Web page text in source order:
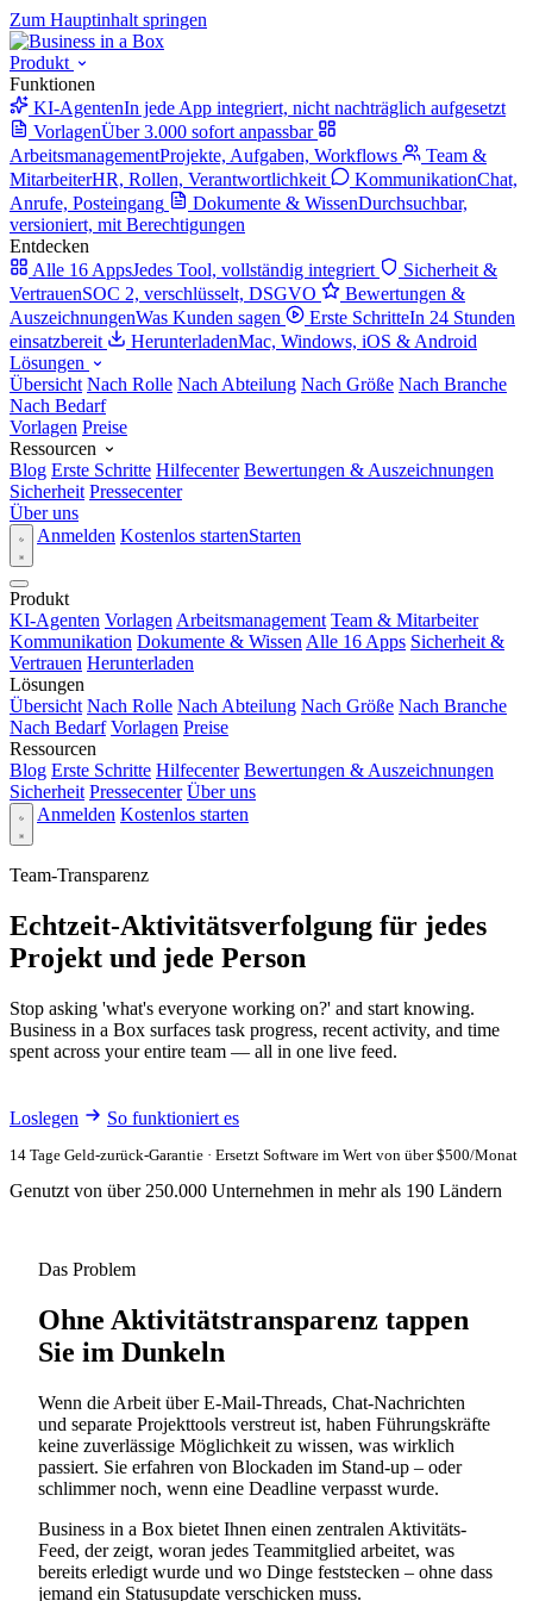
Zum Hauptinhalt springen
Produkt
Funktionen
KI-AgentenIn jede App integriert, nicht nachträglich aufgesetzt
VorlagenÜber 3.000 sofort anpassbar
ArbeitsmanagementProjekte, Aufgaben, Workflows
Team &
MitarbeiterHR, Rollen, Verantwortlichkeit KommunikationChat,
Anrufe, Posteingang
Dokumente & WissenDurchsuchbar,
versioniert, mit Berechtigungen
Entdecken
Alle 16 AppsJedes Tool, vollständig integriert
Sicherheit &
VertrauenSOC 2, verschlüsselt, DSGVO
Bewertungen &
AuszeichnungenWas Kunden sagen Erste SchritteIn 24 Stunden
einsatzbereit
HerunterladenMac, Windows, iOS & Android
Lösungen
Übersicht Nach Rolle Nach Abteilung Nach Größe Nach Branche
Nach Bedarf
Vorlagen Preise
Ressourcen
Blog Erste Schritte Hilfecenter Bewertungen & Auszeichnungen
Sicherheit Pressecenter
Über uns
Anmelden Kostenlos startenStarten
Produkt
KI-Agenten Vorlagen Arbeitsmanagement Team & Mitarbeiter
Kommunikation Dokumente & Wissen Alle 16 Apps Sicherheit &
Vertrauen Herunterladen
Lösungen
Übersicht Nach Rolle Nach Abteilung Nach Größe Nach Branche
Nach Bedarf Vorlagen Preise
Ressourcen
Blog Erste Schritte Hilfecenter Bewertungen & Auszeichnungen
Sicherheit Pressecenter Über uns
Anmelden Kostenlos starten
Team-Transparenz
Echtzeit-Aktivitätsverfolgung für jedes
Projekt und jede Person
Stop asking 'what's everyone working on?' and start knowing.
Business in a Box surfaces task progress, recent activity, and time
spent across your entire team — all in one live feed.
Loslegen So funktioniert es
14 Tage Geld-zurück-Garantie · Ersetzt Software im Wert von über $500/Monat
Genutzt von über 250.000 Unternehmen in mehr als 190 Ländern
Das Problem
Ohne Aktivitätstransparenz tappen
Sie im Dunkeln
Wenn die Arbeit über E-Mail-Threads, Chat-Nachrichten
und separate Projekttools verstreut ist, haben Führungskräfte
keine zuverlässige Möglichkeit zu wissen, was wirklich
passiert. Sie erfahren von Blockaden im Stand-up – oder
schlimmer noch, wenn eine Deadline verpasst wurde.
Business in a Box bietet Ihnen einen zentralen Aktivitäts-
Feed, der zeigt, woran jedes Teammitglied arbeitet, was
bereits erledigt wurde und wo Dinge feststecken – ohne dass
jemand ein Statusupdate verschicken muss.